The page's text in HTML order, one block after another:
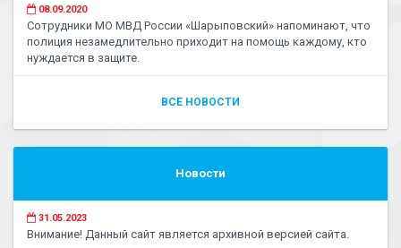
08.09.2020
Сотрудники МО МВД России «Шарыповский» напоминают, что
полиция незамедлительно приходит на помощь каждому, кто
нуждается в защите.
ВСЕ НОВОСТИ
Новости
31.05.2023
Внимание! Данный сайт является архивной версией сайта.